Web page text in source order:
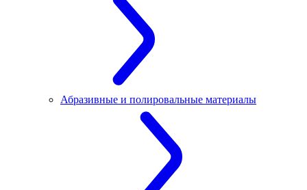
Абразивные и полировальные материалы